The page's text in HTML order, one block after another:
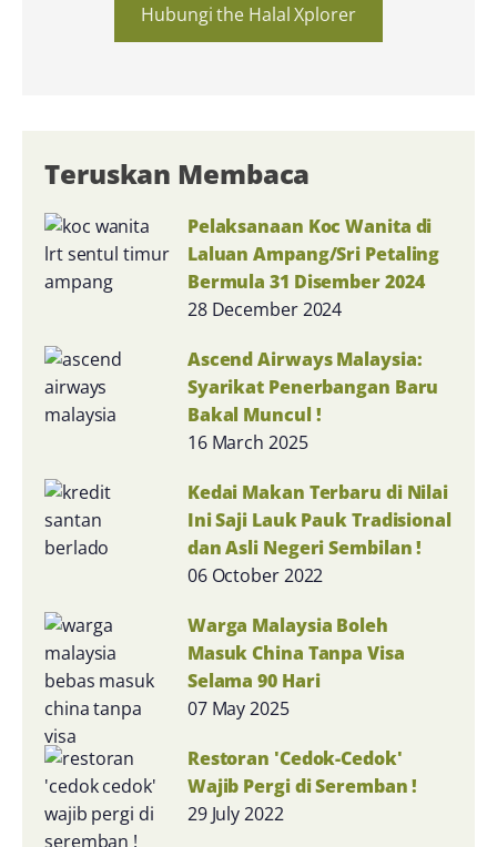
Teruskan Membaca
Pelaksanaan Koc Wanita di
Laluan Ampang/Sri Petaling
Bermula 31 Disember 2024
28 December 2024
Ascend Airways Malaysia:
Syarikat Penerbangan Baru
Bakal Muncul !
16 March 2025
Kedai Makan Terbaru di Nilai
Ini Saji Lauk Pauk Tradisional
dan Asli Negeri Sembilan !
06 October 2022
Warga Malaysia Boleh
Masuk China Tanpa Visa
Selama 90 Hari
07 May 2025
Restoran 'Cedok-Cedok'
Wajib Pergi di Seremban !
29 July 2022
Hubungi the Halal Xplorer